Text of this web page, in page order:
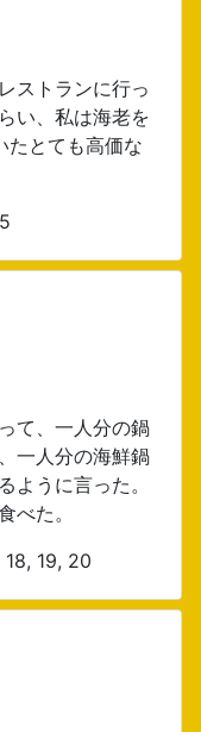
ストランに行っ
い、私は海老を
たとても高価な
て、一人分の鍋
一人分の海鮮鍋
ように言った。
べた。
18, 19, 20